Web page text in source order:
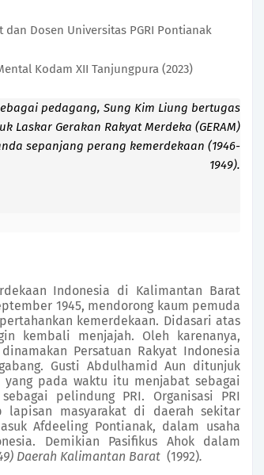
Dosen Universitas PGRI Pontianak
Kodam XII Tanjungpura (2023)
pedagang, Sung Kim Liung bertugas
Laskar Gerakan Rakyat Merdeka (GERAM)
sepanjang perang kemerdekaan (1946-
1949).
Indonesia di Kalimantan Barat
1945, mendorong kaum pemuda
kemerdekaan. Didasari atas
kembali menjajah.
Oleh karenanya,
Persatuan Rakyat Indonesia
Gusti AbdulhamidAun ditunjuk
yang pada waktu itu menjabat sebagai
pelindung PRI. Organisasi PRI
lapisan masyarakat di daerah sekitar
Afdeeling Pontianak, dalam usaha
Demikian Pasifikus Ahok dalam
Daerah Kalimantan Barat (1992).